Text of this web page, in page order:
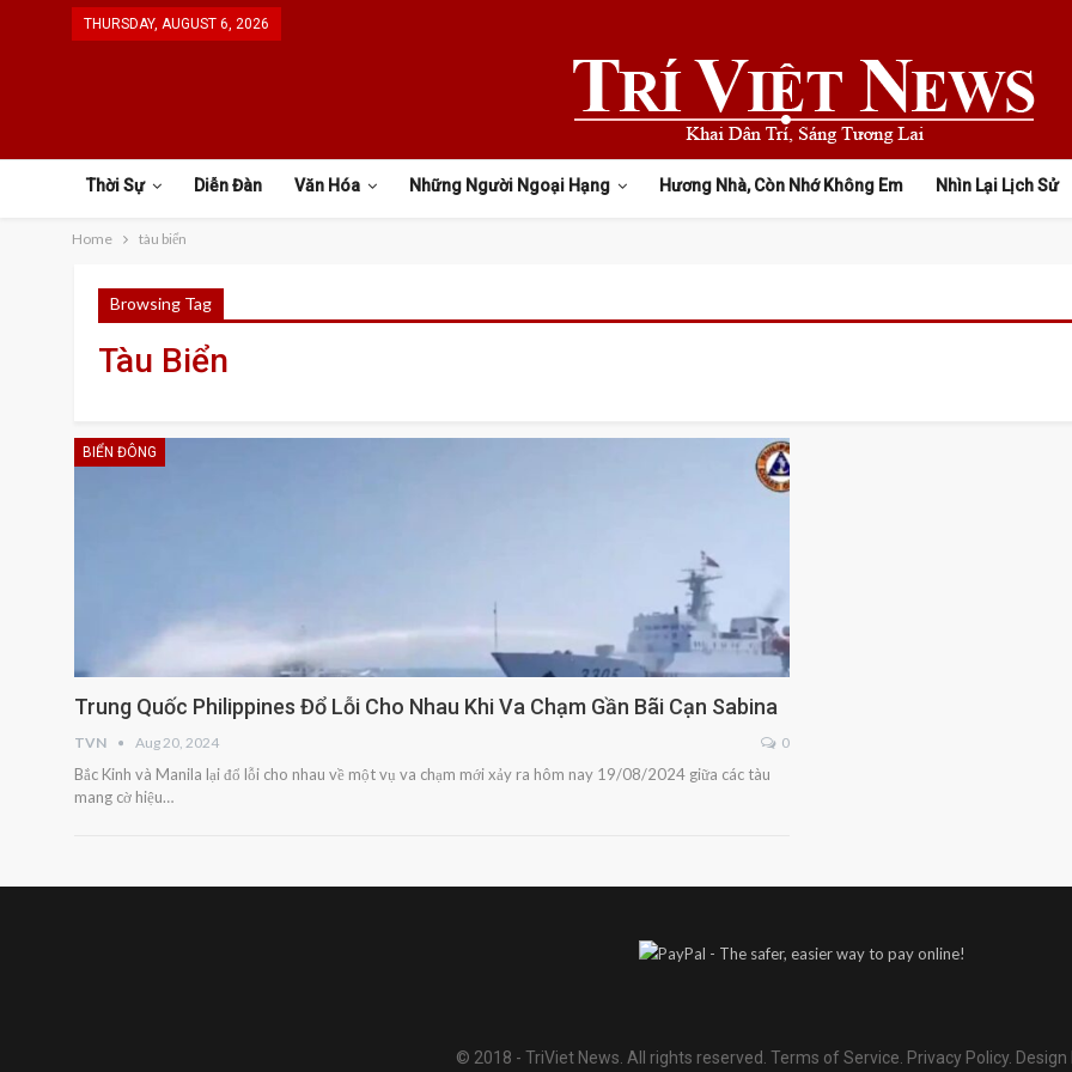
THURSDAY, AUGUST 6, 2026
Thời Sự Diễn Đàn Văn Hóa Những Người Ngoại Hạng Hương Nhà, Còn Nhớ Không Em Nhìn Lại Lịch Sử
Home tàu biển
Browsing Tag
Tàu Biển
BIỂN ĐÔNG
Trung Quốc Philippines Đổ Lỗi Cho Nhau Khi Va Chạm Gần Bãi Cạn Sabina
TVN Aug 20, 2024 0
Bắc Kinh và Manila lại đổ lỗi cho nhau về một vụ va chạm mới xảy ra hôm nay 19/08/2024 giữa các tàu
mang cờ hiệu…
© 2018 - TriViet News. All rights reserved. Terms of Service. Privacy Policy.